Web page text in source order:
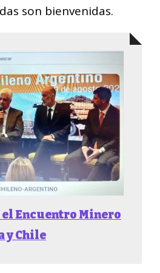
son bienvenidas.
el Encuentro Minero
y Chile